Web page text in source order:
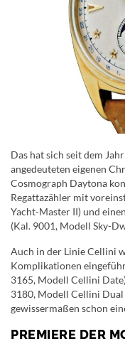
Das hat sich seit dem
angedeuteten eigenen
Cosmograph Daytona
Regattazähler mit
Yacht-Master II) und
(Kal. 9001, Modell Sky-
Auch in der Linie Cellini
Komplikationen
3165, Modell Cellini
3180, Modell Cellini Dual
gewissermaßen schon
PREMIERE DER